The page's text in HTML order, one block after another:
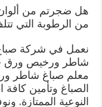
هل ضجرتم من ألوان
من الرطوبة التي
نعمل في شركة
شاطر ورخيص ورق
معلم صباغ شاطر
الصباغ وتأمين كافة
النوعية الممتازة.